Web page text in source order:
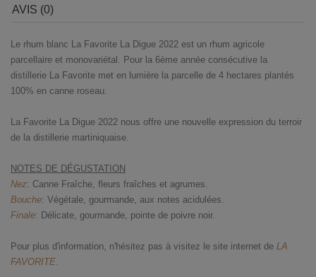
AVIS (0)
Le rhum blanc La Favorite La Digue 2022 est un rhum agricole
parcellaire et monovariétal. Pour la 6ème année consécutive la
distillerie La Favorite met en lumière la parcelle de 4 hectares plantés
100% en canne roseau.
La Favorite La Digue 2022 nous offre une nouvelle expression du terroir
de la distillerie martiniquaise.
NOTES DE DÉGUSTATION
Nez: Canne Fraîche, fleurs fraîches et agrumes.
Bouche: Végétale, gourmande, aux notes acidulées.
Finale: Délicate, gourmande, pointe de poivre noir.
Pour plus d'information, n'hésitez pas à visitez le site internet de LA
FAVORITE.